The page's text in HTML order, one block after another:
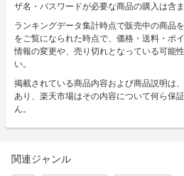
ザ名・パスワードが必要な商品の購入は含
ランキングデータ集計時点で販売中の商品
をご覧になられた時点で、価格・送料・ポ
情報の変更や、売り切れとなっている可能
い。
掲載されている商品内容および商品説明は
あり、楽天市場はその内容について何ら保
ん。
関連ジャンル